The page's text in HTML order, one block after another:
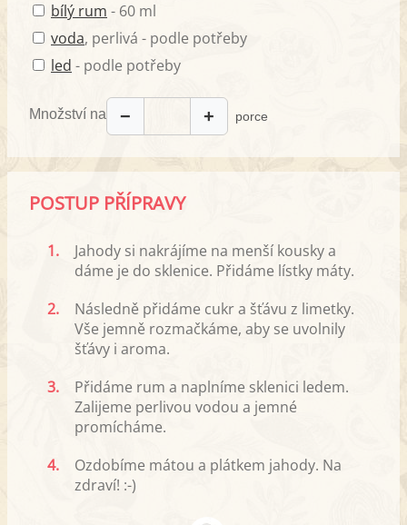
bílý rum - 60 ml
voda, perlivá - podle potřeby
led - podle potřeby
Množství na − + porce
POSTUP PŘÍPRAVY
1.
Jahody si nakrájíme na menší kousky a
dáme je do sklenice. Přidáme lístky máty.
2.
Následně přidáme cukr a šťávu z limetky.
Vše jemně rozmačkáme, aby se uvolnily
šťávy i aroma.
3.
Přidáme rum a naplníme sklenici ledem.
Zalijeme perlivou vodou a jemné
promícháme.
4.
Ozdobíme mátou a plátkem jahody. Na
zdraví! :-)